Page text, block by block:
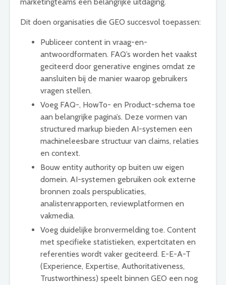
Dit doen organisaties die GEO succesvol toepassen:
Publiceer content in vraag-en-
antwoordformaten. FAQ’s worden het vaakst
geciteerd door generative engines omdat ze
aansluiten bij de manier waarop gebruikers
vragen stellen.
Voeg FAQ-, HowTo- en Product-schema toe
aan belangrijke pagina’s. Deze vormen van
structured markup bieden AI-systemen een
machineleesbare structuur van claims, relaties
en context.
Bouw entity authority op buiten uw eigen
domein. AI-systemen gebruiken ook externe
bronnen zoals perspublicaties,
analistenrapporten, reviewplatformen en
vakmedia.
Voeg duidelijke bronvermelding toe. Content
met specifieke statistieken, expertcitaten en
referenties wordt vaker geciteerd. E-E-A-T
(Experience, Expertise, Authoritativeness,
Trustworthiness) speelt binnen GEO een nog